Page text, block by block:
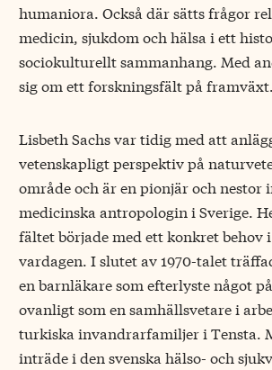
humaniora. Också där sätts frågor
medicin, sjukdom och hälsa i ett
sociokulturellt sammanhang. Med
sig om ett forskningsfält på framväxt.
Lisbeth Sachs var tidig med att
vetenskapligt perspektiv på
område och är en pionjär och nestor
medicinska antropologin i Sverige.
fältet började med ett konkret behov
vardagen. I slutet av 1970-talet
en barnläkare som efterlyste något
ovanligt som en samhällsvetare i
turkiska invandrarfamiljer i Tensta.
inträde i den svenska hälso- och